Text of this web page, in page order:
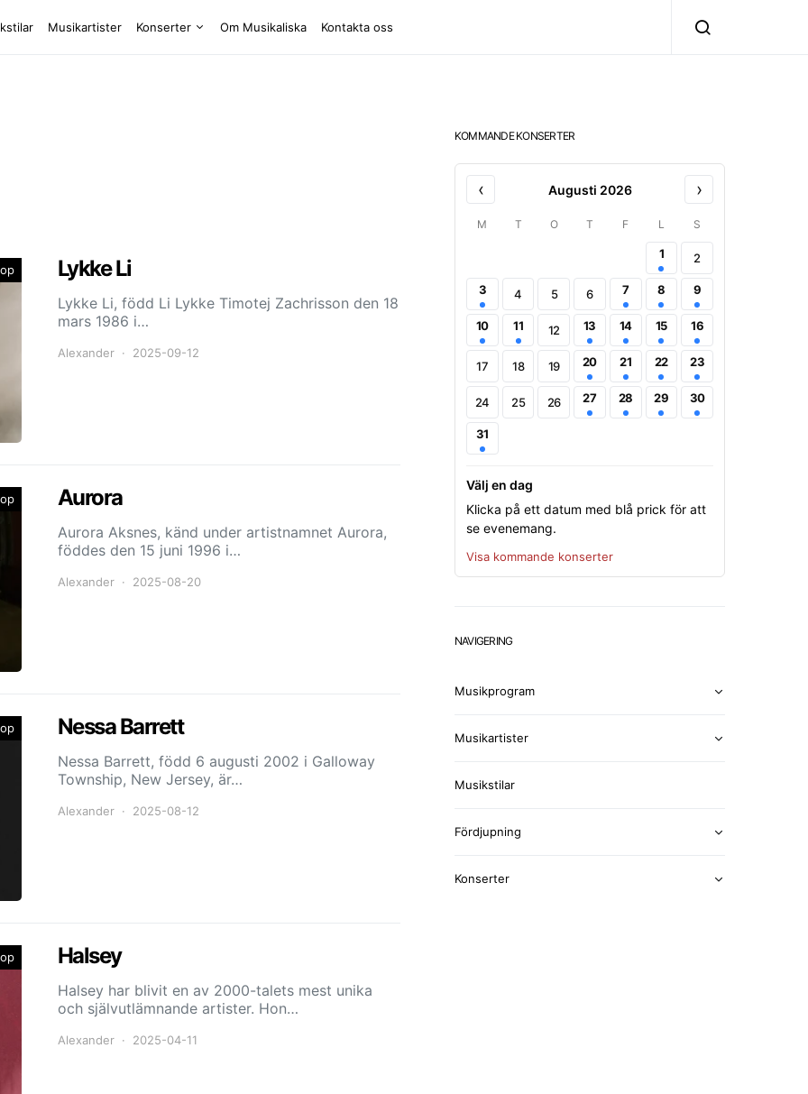
Musikartister Konserter Om Musikaliska Kontakta oss
Lykke Li
Lykke Li, född Li Lykke Timotej Zachrisson den 18
mars 1986 i…
Alexander 2025-09-12
Aurora
Aurora Aksnes, känd under artistnamnet Aurora,
föddes den 15 juni 1996 i…
Alexander 2025-08-20
Nessa Barrett
Nessa Barrett, född 6 augusti 2002 i Galloway
Township, New Jersey, är…
Alexander 2025-08-12
Halsey
Halsey har blivit en av 2000-talets mest unika
och självutlämnande artister. Hon…
Alexander 2025-04-11
KOMMANDE KONSERTER
‹ Augusti 2026 ›
M T O T F L S
1 2
3 4 5 6 7 8 9
10 11 12 13 14 15 16
17 18 19 20 21 22 23
24 25 26 27 28 29 30
31
Välj en dag
Klicka på ett datum med blå prick för att
se evenemang.
Visa kommande konserter
NAVIGERING
Musikprogram
Musikartister
Musikstilar
Fördjupning
Konserter